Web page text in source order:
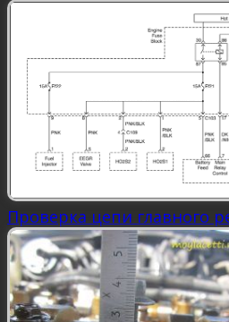
Проверка цепи главного